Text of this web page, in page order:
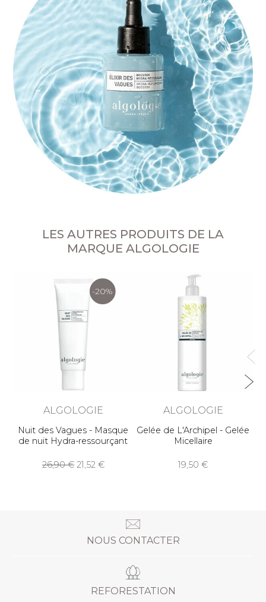
LES AUTRES PRODUITS DE LA
MARQUE ALGOLOGIE
-20%
ALGOLOGIE
Nuit des Vagues - Masque
de nuit Hydra-ressourçant
26,90 21,52
ALGOLOGIE
Gelée de L'Archipel - Gelée
Micellaire
19,50
NOUS CONTACTER
REFORESTATION